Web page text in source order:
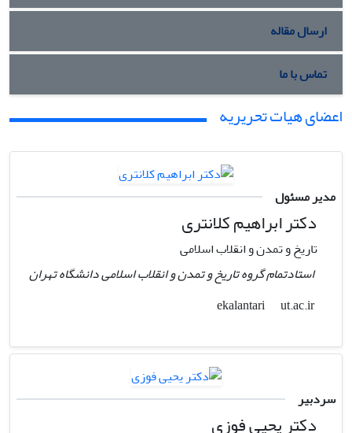
ارسال مقاله
تماس با ما
اعضای هیات تحریریه
مدیر مسئول
دکتر ابراهیم کلانتری
تاریخ و تمدن و انقلاب اسلامی
استادتمام گروه تاریخ و تمدن و انقلاب اسلامی دانشگاه تهران
ekalantari
ut.ac.ir
سردبیر
دکتر یحیی فوزی